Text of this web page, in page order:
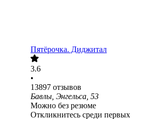
Пятёрочка. Диджитал
3.6
•
13897 отзывов
Бавлы, Энгельса, 53
Можно без резюме
Откликнитесь среди первых